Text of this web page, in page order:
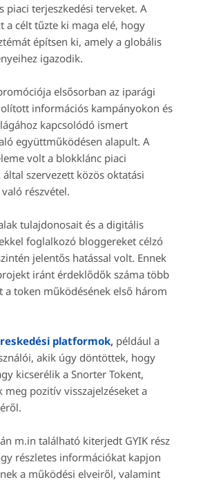
piaci terjeszkedési terveket. A
a célt tűzte ki maga elé, hogy
építsen ki, amely a globális
igazodik.
elsősorban az iparági
információs kampányokon és
kapcsolódó ismert
együttműködésen alapult. A
volt a blokklánc piaci
szervezett közös oktatási
részvétel.
tulajdonosait és a digitális
foglalkozó bloggereket célzó
jelentős hatással volt. Ennek
iránt érdeklődők száma több
a token működésének első három
platformok, például a
akik úgy döntöttek, hogy
kicserélik a Snorter Tokent,
meg pozitív visszajelzéseket a
m.in található kiterjedt GYIK rész
részletes információkat kapjon
a működési elveiről, valamint